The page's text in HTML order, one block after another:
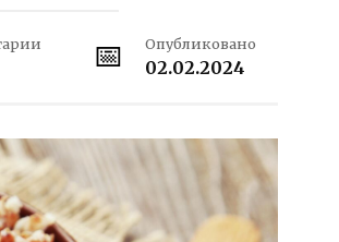
Опубликовано
02.02.2024